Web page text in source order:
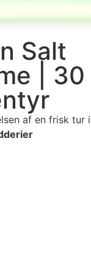
Salt
| 30
af en frisk tur i